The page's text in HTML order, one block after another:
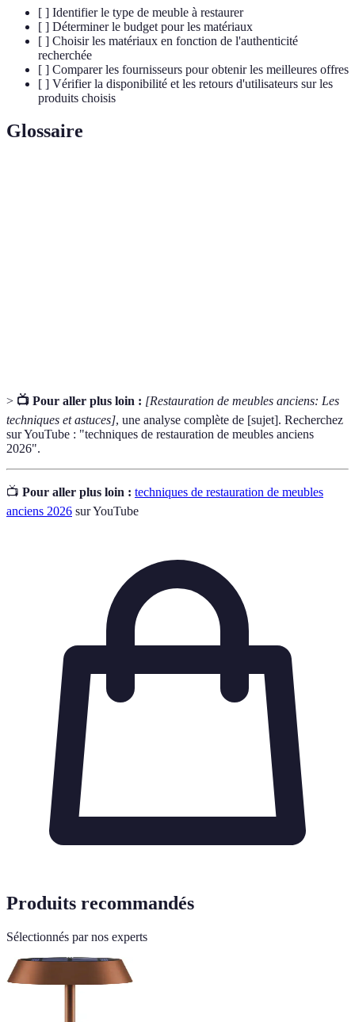
[ ] Identifier le type de meuble à restaurer
[ ] Déterminer le budget pour les matériaux
[ ] Choisir les matériaux en fonction de l'authenticité
recherchée
[ ] Comparer les fournisseurs pour obtenir les meilleures offres
[ ] Vérifier la disponibilité et les retours d'utilisateurs sur les
produits choisis
Glossaire
> 📺 Pour aller plus loin : [Restauration de meubles anciens: Les
techniques et astuces], une analyse complète de [sujet]. Recherchez
sur YouTube : "techniques de restauration de meubles anciens
2026".
📺 Pour aller plus loin : techniques de restauration de meubles
anciens 2026 sur YouTube
Produits recommandés
Sélectionnés par nos experts